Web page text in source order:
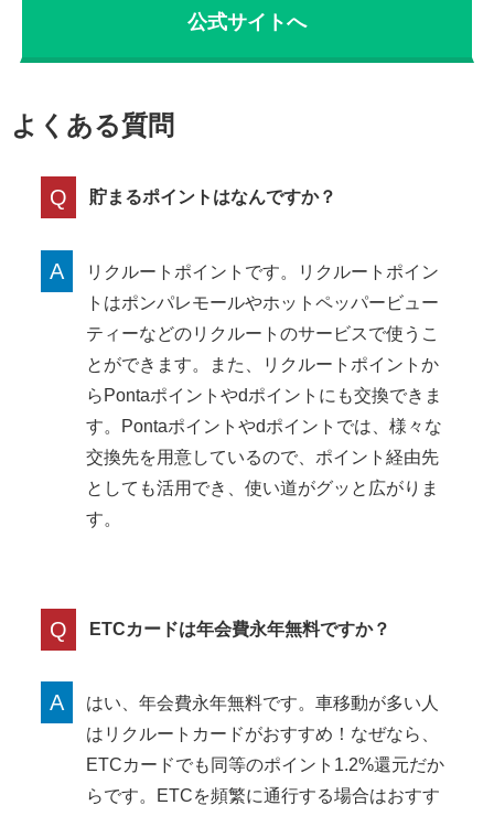
公式サイトへ
よくある質問
Q 貯まるポイントはなんですか？
A
リクルートポイントです。リクルートポイン
トはポンパレモールやホットペッパービュー
ティーなどのリクルートのサービスで使うこ
とができます。また、リクルートポイントか
らPontaポイントやdポイントにも交換できま
す。Pontaポイントやdポイントでは、様々な
交換先を用意しているので、ポイント経由先
としても活用でき、使い道がグッと広がりま
す。
Q ETCカードは年会費永年無料ですか？
A
はい、年会費永年無料です。車移動が多い人
はリクルートカードがおすすめ！なぜなら、
ETCカードでも同等のポイント1.2%還元だか
らです。ETCを頻繁に通行する場合はおすす